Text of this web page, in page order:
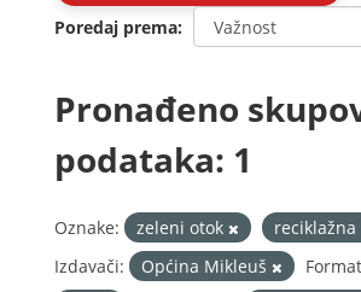
Poredaj prema
Pronađeno
podataka: 1
Oznake: zeleni otok
Izdavači:
Općina Mikleuš